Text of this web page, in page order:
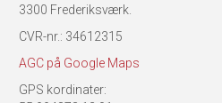
3300 Frederiksværk.
CVR-nr.: 34612315
AGC på Google Maps
GPS kordinater: